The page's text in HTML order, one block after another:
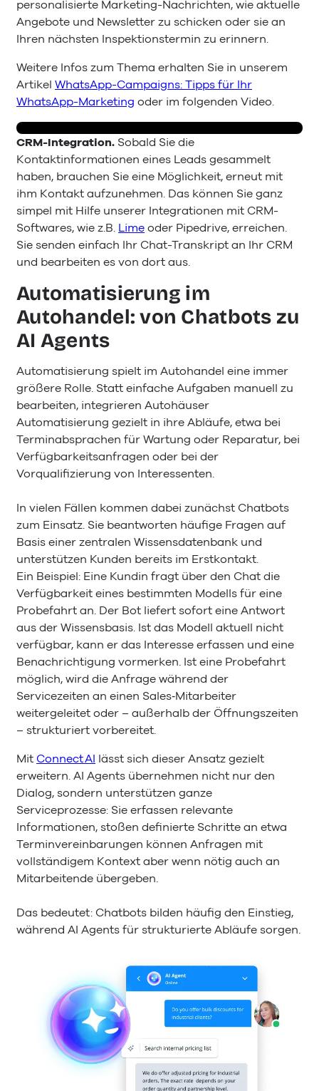
personalisierte Marketing-Nachrichten, wie aktuelle
Angebote und Newsletter zu schicken oder sie an
Ihren nächsten Inspektionstermin zu erinnern.
Weitere Infos zum Thema erhalten Sie in unserem
Artikel WhatsApp-Campaigns: Tipps für Ihr
WhatsApp-Marketing oder im folgenden Video.
CRM-Integration. Sobald Sie die
Kontaktinformationen eines Leads gesammelt
haben, brauchen Sie eine Möglichkeit, erneut mit
ihm Kontakt aufzunehmen. Das können Sie ganz
simpel mit Hilfe unserer Integrationen mit CRM-
Softwares, wie z.B. Limeoder Pipedrive, erreichen.
Sie senden einfach Ihr Chat-Transkript an Ihr CRM
und bearbeiten es von dort aus.
Automatisierung im
Autohandel: von Chatbots zu
AI Agents
Automatisierung spielt im Autohandel eine immer
größere Rolle. Statt einfache Aufgaben manuell zu
bearbeiten, integrieren Autohäuser
Automatisierung gezielt in ihre Abläufe, etwa bei
Terminabsprachen für Wartung oder Reparatur, bei
Verfügbarkeitsanfragen oder bei der
Vorqualifizierung von Interessenten.
In vielen Fällen kommen dabei zunächst Chatbots
zum Einsatz. Sie beantworten häufige Fragen auf
Basis einer zentralen Wissensdatenbank und
unterstützen Kunden bereits im Erstkontakt.
Ein Beispiel: Eine Kundin fragt über den Chat die
Verfügbarkeit eines bestimmten Modells für eine
Probefahrt an. Der Bot liefert sofort eine Antwort
aus der Wissensbasis. Ist das Modell aktuell nicht
verfügbar, kann er das Interesse erfassen und eine
Benachrichtigung vormerken. Ist eine Probefahrt
möglich, wird die Anfrage während der
Servicezeiten an einen Sales‑Mitarbeiter
weitergeleitet oder – außerhalb der Öffnungszeiten
– strukturiert vorbereitet.
MitConnect AI lässt sich dieser Ansatz gezielt
erweitern. AI Agents übernehmen nicht nur den
Dialog, sondern unterstützen ganze
Serviceprozesse: Sie erfassen relevante
Informationen, stoßen definierte Schritte an etwa
Terminvereinbarungen können Anfragen mit
vollständigem Kontext aber wenn nötig auch an
Mitarbeitende übergeben.
Das bedeutet: Chatbots bilden häufig den Einstieg,
während AI Agents für strukturierte Abläufe sorgen.